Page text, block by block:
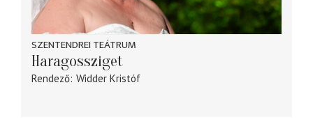
SZENTENDREI TEÁTRUM
Haragossziget
Rendező Widder Kristóf